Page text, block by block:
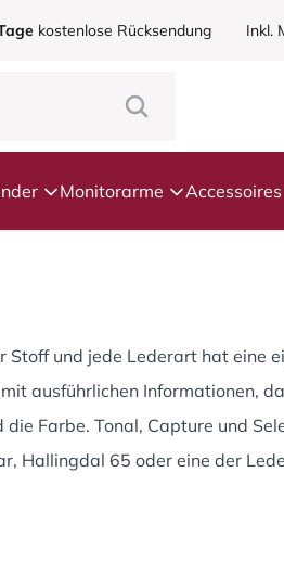
kostenlose Rücksendung Inkl.
Monitorarme Accessoires
und jede Lederart hat eine
ausführlichen Informationen,
Farbe. Tonal, Capture und
Hallingdal 65 oder eine der